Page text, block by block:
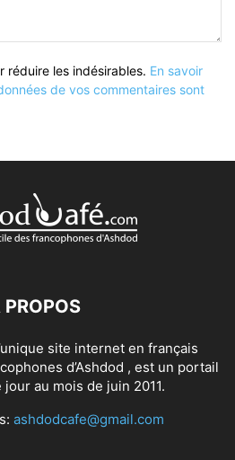
réduire les indésirables. En savoir
de vos commentaires sont
PROPOS
site internet en français
d’Ashdod , est un portail
au mois de juin 2011.
ashdodcafe@gmail.com